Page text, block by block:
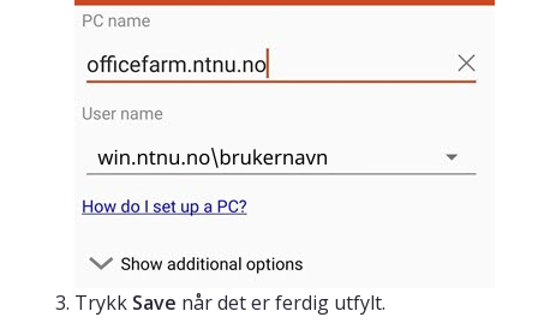
Trykk Save når det er ferdig utfylt.